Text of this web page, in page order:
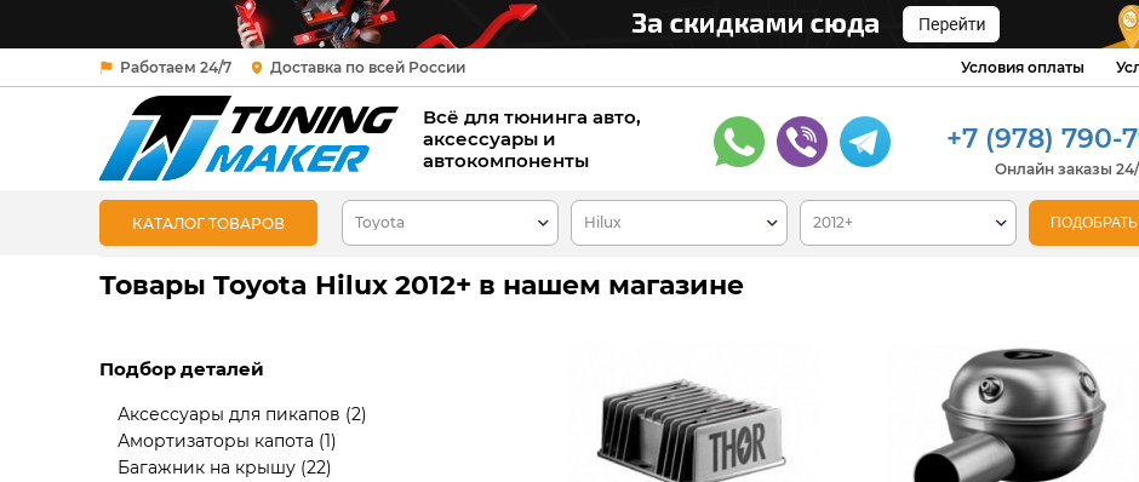
Работаем 24/7 Доставка по всей России Условия оплаты
Всё для тюнинга авто,
аксессуары и
автокомпоненты
+7 (978) 790-
Онлайн заказы 24/
КАТАЛОГ ТОВАРОВ
Товары Toyota Hilux 2012+ в нашем магазине
Подбор деталей
Аксессуары для пикапов (2)
Амортизаторы капота (1)
Багажник на крышу (22)